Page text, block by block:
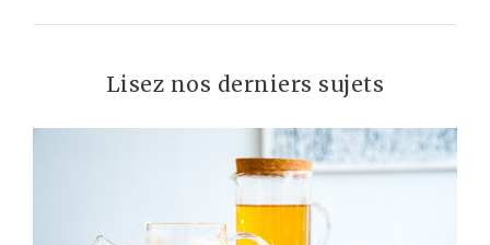
Lisez nos derniers sujets